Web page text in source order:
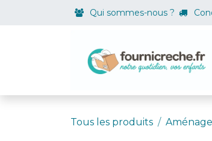
Se rendre au contenuQui sommes-nous ?
Tous les produits